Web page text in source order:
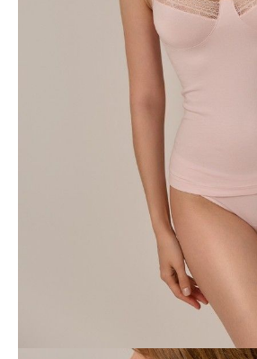
• talia zakończona szeroką gumką,
• nogawki zakończone wąską gumką,
• wygodna bawełniana tkanina z przodu,
• teksturowana prześwitująca koronka na
• zachowuje kształt i kolor po wielokrotnym
• zachowanie kształtu i koloru przy
zaleceń dotyczących pielęgnacji,
• zaprojektowany jako deklaracja miłości do
1007045450181653
bawełna 49%, poliamid 39%, elastan 12%
Podmiot odpowiedzialny
Ten produkt nie ma pytań Możesz zadać